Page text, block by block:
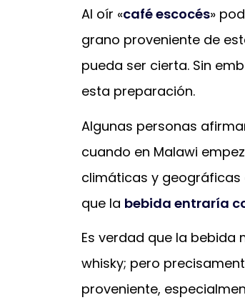
Al oír «café escocés»
grano proveniente de
pueda ser cierta. Sin
esta preparación.
Algunas personas
cuando en Malawi
climáticas y geográficas
que la bebida entraría
Es verdad que la bebida
whisky; pero
proveniente,